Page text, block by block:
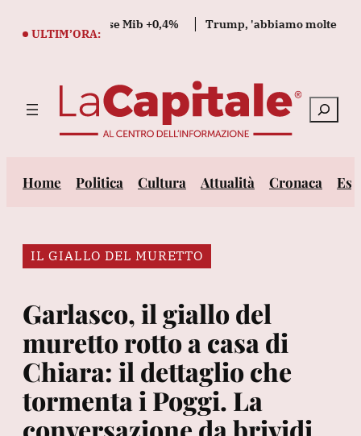
ULTIM’ORA:
in rialzo, Ftse Mib +0,4% Trump, 'abbiamo molte
Cerca
Home Politica Cultura Attualità Cronaca
IL GIALLO DEL MURETTO
Garlasco, il giallo del
muretto rotto a casa di
Chiara: il dettaglio che
tormenta i Poggi. La
conversazione da brividi